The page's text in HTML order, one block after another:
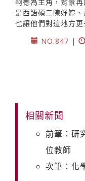
是西語碩二陳妤婷
也讓他們對這地方更
NO.847 |
相關新聞
前筆：研
位教師
次筆：化